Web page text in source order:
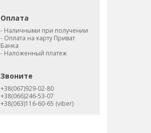
Оплата
- Наличными при получении
- Оплата на карту Приват
Банка
- Наложенный платеж
Звоните
+38(067)929-02-80
+38(066)246-53-07
+38(063)116-60-65 (viber)